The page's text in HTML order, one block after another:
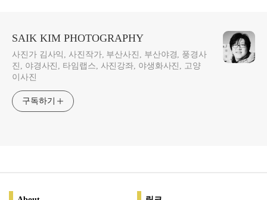
SAIK KIM PHOTOGRAPHY
사진가 김사익, 사진작가, 부산사진, 부산야경, 풍경사
진, 야경사진, 타임랩스, 사진강좌, 야생화사진, 고양
이사진
구독하기